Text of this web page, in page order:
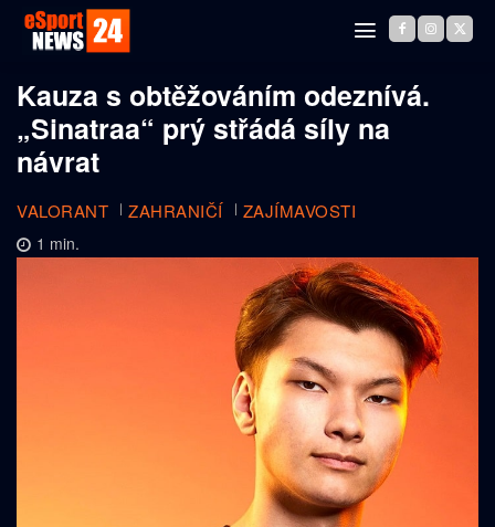
Kauza s obtěžováním odeznívá.
„Sinatraa“ prý střádá síly na
návrat
VALORANT ZAHRANIČÍ ZAJÍMAVOSTI
1 min.